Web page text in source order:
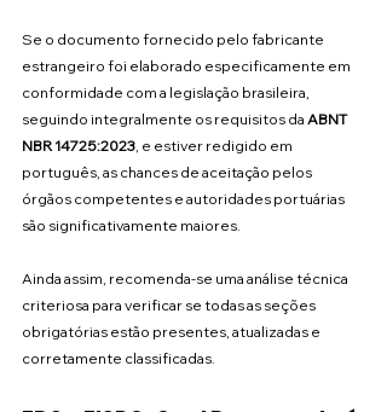
Se o documento fornecido pelo fabricante
estrangeiro foi elaborado especificamente em
conformidade com a legislação brasileira,
seguindo integralmente os requisitos da ABNT
NBR 14725:2023 , e estiver redigido em
português, as chances de aceitação pelos
órgãos competentes e autoridades portuárias
são significativamente maiores.
Ainda assim, recomenda-se uma análise técnica
criteriosa para verificar se todas as seções
obrigatórias estão presentes, atualizadas e
corretamente classificadas.